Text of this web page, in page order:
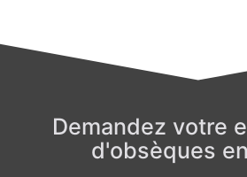
Demandez votre
d'obsèques